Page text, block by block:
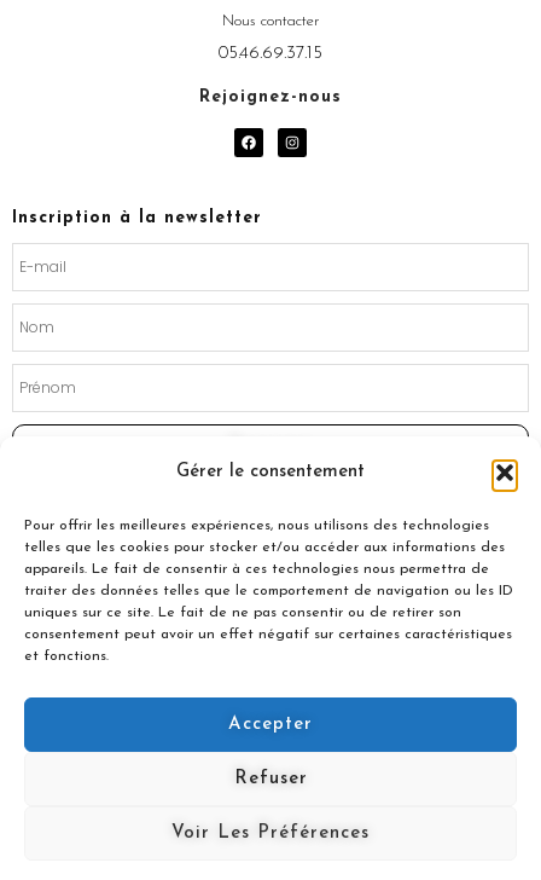
Gérer le consentement
Pour offrir les meilleures expériences, nous utilisons des technologies
telles que les cookies pour stocker et/ou accéder aux informations des
appareils. Le fait de consentir à ces technologies nous permettra de
traiter des données telles que le comportement de navigation ou les ID
uniques sur ce site. Le fait de ne pas consentir ou de retirer son
consentement peut avoir un effet négatif sur certaines caractéristiques
et fonctions.
Accepter
Refuser
Voir Les Préférences
Nous contacter
05.46.69.37.15
Rejoignez-nous
F
a
o
I
n
Inscription à la newsletter
Avec le soutien de :